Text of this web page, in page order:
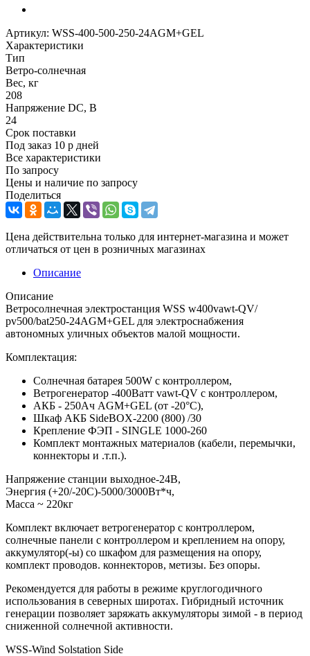
Артикул: WSS-400-500-250-24AGM+GEL
Характеристики
Тип
Ветро-солнечная
Вес, кг
208
Напряжение DC, В
24
Срок поставки
Под заказ 10 р дней
Все характеристики
По запросу
Цены и наличие по запросу
Поделиться
Цена действительна только для интернет-магазина и может
отличаться от цен в розничных магазинах
Описание
Описание
Ветросолнечная электростанция WSS w400vawt-QV/
pv500/bat250-24AGM+GEL для электроснабжения
автономных уличных объектов малой мощности.
Комплектация:
Солнечная батарея 500W с контроллером,
Ветрогенератор -400Ватт vawt-QV с контроллером,
АКБ - 250Ач AGM+GEL (от -20°С),
Шкаф АКБ SideBOX-2200 (800) /30
Крепление ФЭП - SINGLE 1000-260
Комплект монтажных материалов (кабели, перемычки,
коннекторы и .т.п.).
Напряжение станции выходное-24В,
Энергия (+20/-20С)-5000/3000Вт*ч,
Масcа ~ 220кг
Комплект включает ветрогенератор с контроллером,
солнечные панели с контроллером и креплением на опору,
аккумулятор(-ы) со шкафом для размещения на опору,
комплект проводов. коннекторов, метизы. Без опоры.
Рекомендуется для работы в режиме круглогодичного
использования в северных широтах. Гибридный источник
генерации позволяет заряжать аккумуляторы зимой - в период
сниженной солнечной активности.
WSS-Wind Solstation Side